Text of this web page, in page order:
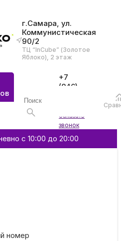
г.Самара, ул.
Коммунистическая
90/2
ТЦ “InCube” (Золотое
Яблоко), 2 этаж
+7
(846)
Заказать
звонок
с 10:00 до 20:00
номер
Аксессуары
и гаджеты